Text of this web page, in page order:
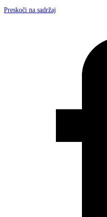
Preskoči na sadržaj